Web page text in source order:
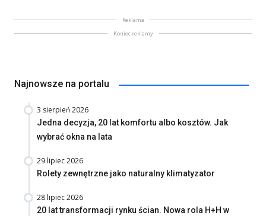
Reklama
Koniec reklamy
Najnowsze na portalu
3 sierpień 2026
Jedna decyzja, 20 lat komfortu albo kosztów. Jak
wybrać okna na lata
29 lipiec 2026
Rolety zewnętrzne jako naturalny klimatyzator
28 lipiec 2026
20 lat transformacji rynku ścian. Nowa rola H+H w